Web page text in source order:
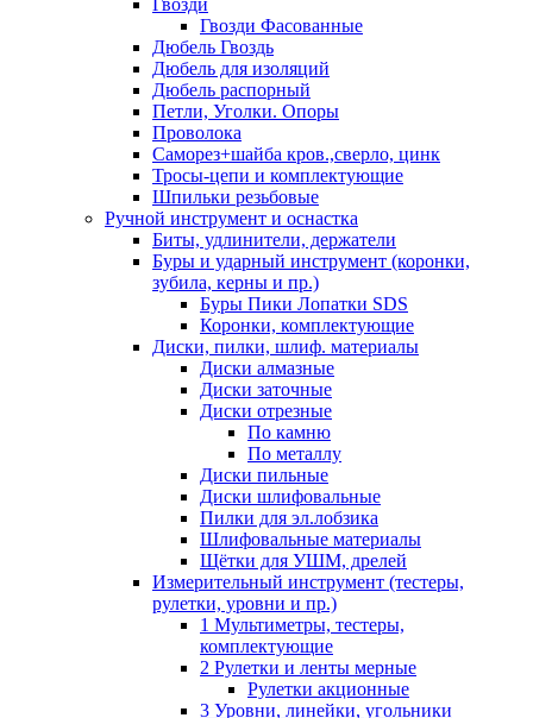
Гвозди
Гвозди Фасованные
Дюбель Гвоздь
Дюбель для изоляций
Дюбель распорный
Петли, Уголки. Опоры
Проволока
Саморез+шайба кров.,сверло, цинк
Тросы-цепи и комплектующие
Шпильки резьбовые
Ручной инструмент и оснастка
Биты, удлинители, держатели
Буры и ударный инструмент (коронки,
зубила, керны и пр.)
Буры Пики Лопатки SDS
Коронки, комплектующие
Диски, пилки, шлиф. материалы
Диски алмазные
Диски заточные
Диски отрезные
По камню
По металлу
Диски пильные
Диски шлифовальные
Пилки для эл.лобзика
Шлифовальные материалы
Щётки для УШМ, дрелей
Измерительный инструмент (тестеры,
рулетки, уровни и пр.)
1 Мультиметры, тестеры,
комплектующие
2 Рулетки и ленты мерные
Рулетки акционные
3 Уровни, линейки, угольники